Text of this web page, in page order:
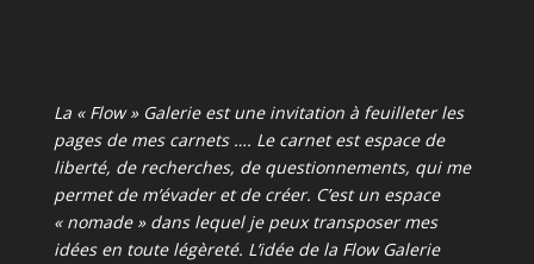
La « Flow » Galerie est une invitation à feuilleter les
pages de mes carnets …. Le carnet est espace de
liberté, de recherches, de questionnements, qui me
permet de m’évader et de créer. C’est un espace
« nomade » dans lequel je peux transposer mes
idées en toute légèreté. L’idée de la Flow Galerie